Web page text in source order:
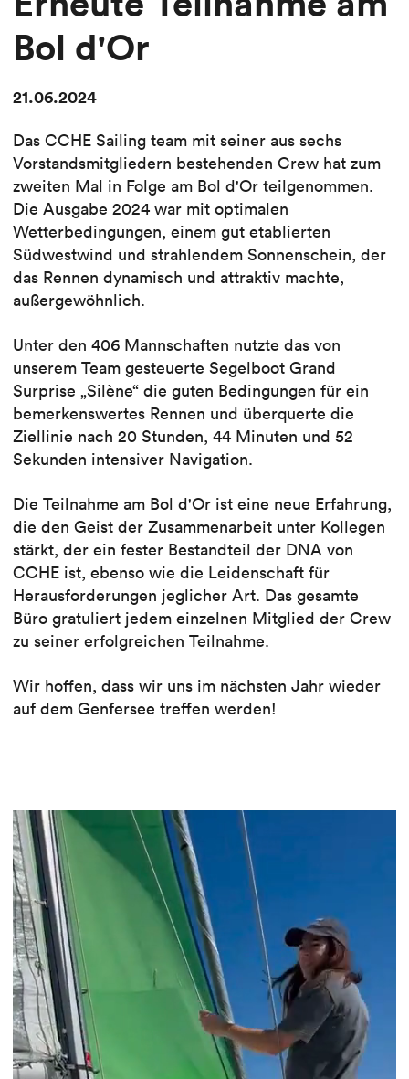
Bol d'Or
21.06.2024
Das CCHE Sailing team mit seiner aus sechs
Vorstandsmitgliedern bestehenden Crew hat zum
zweiten Mal in Folge am Bol d'Or teilgenommen.
Die Ausgabe 2024 war mit optimalen
Wetterbedingungen, einem gut etablierten
Südwestwind und strahlendem Sonnenschein, der
das Rennen dynamisch und attraktiv machte,
außergewöhnlich.
Unter den 406 Mannschaften nutzte das von
unserem Team gesteuerte Segelboot Grand
Surprise „Silène“ die guten Bedingungen für ein
bemerkenswertes Rennen und überquerte die
Ziellinie nach 20 Stunden, 44 Minuten und 52
Sekunden intensiver Navigation.
Die Teilnahme am Bol d'Or ist eine neue Erfahrung,
die den Geist der Zusammenarbeit unter Kollegen
stärkt, der ein fester Bestandteil der DNA von
CCHE ist, ebenso wie die Leidenschaft für
Herausforderungen jeglicher Art. Das gesamte
Büro gratuliert jedem einzelnen Mitglied der Crew
zu seiner erfolgreichen Teilnahme.
Wir hoffen, dass wir uns im nächsten Jahr wieder
auf dem Genfersee treffen werden!